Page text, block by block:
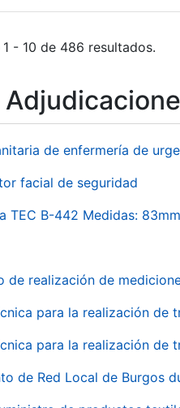
- 10 de 486 resultados.
de enfermería de
facial de seguridad
TEC B-442 Medidas:
de realización de
para la realización de
para la realización de
de Red Local de Burgos